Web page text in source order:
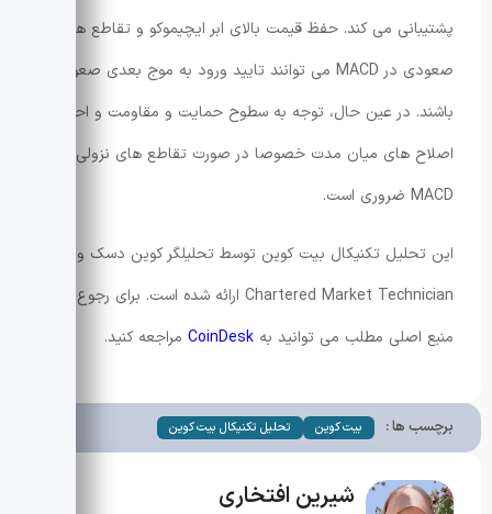
پشتیبانی می کند. حفظ قیمت بالای ابر ایچیموکو و تقاطع های
صعودی در MACD می توانند تایید ورود به موج بعدی صعودی
باشند. در عین حال، توجه به سطوح حمایت و مقاومت و احتمال
اصلاح های میان مدت خصوصا در صورت تقاطع های نزولی
MACD ضروری است.
این تحلیل تکنیکال بیت کوین توسط تحلیلگر کوین دسک و
Chartered Market Technician ارائه شده است. برای رجوع به
منبع اصلی مطلب می توانید به CoinDesk مراجعه کنید.
برچسب ها : بیت کوین تحلیل تکنیکال بیت کوین
شیرین افتخاری